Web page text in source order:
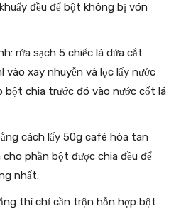
đều để bột không bị vón
rửa sạch 5 chiếc lá dứa cắt
vào xay nhuyễn và lọc lấy nước
bột chia trước đó vào nước cốt lá
cách lấy 50g café hòa tan
phần bột được chia đều để
nhất.
thì chỉ cần trộn hỗn hợp bột